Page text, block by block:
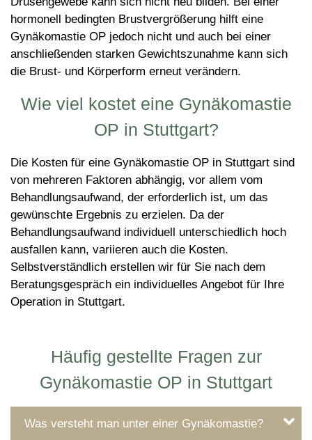
hormonell bedingten Brustvergrößerung hilft eine
Gynäkomastie OP jedoch nicht und auch bei einer
anschließenden starken Gewichtszunahme kann sich
die Brust- und Körperform erneut verändern.
Wie viel kostet eine Gynäkomastie
OP in Stuttgart?
Die Kosten für eine Gynäkomastie OP in Stuttgart sind
von mehreren Faktoren abhängig, vor allem vom
Behandlungsaufwand, der erforderlich ist, um das
gewünschte Ergebnis zu erzielen. Da der
Behandlungsaufwand individuell unterschiedlich hoch
ausfallen kann, variieren auch die Kosten.
Selbstverständlich erstellen wir für Sie nach dem
Beratungsgespräch ein individuelles Angebot für Ihre
Operation in Stuttgart.
Häufig gestellte Fragen zur
Gynäkomastie OP in Stuttgart
Was versteht man unter einer Gynäkomastie?